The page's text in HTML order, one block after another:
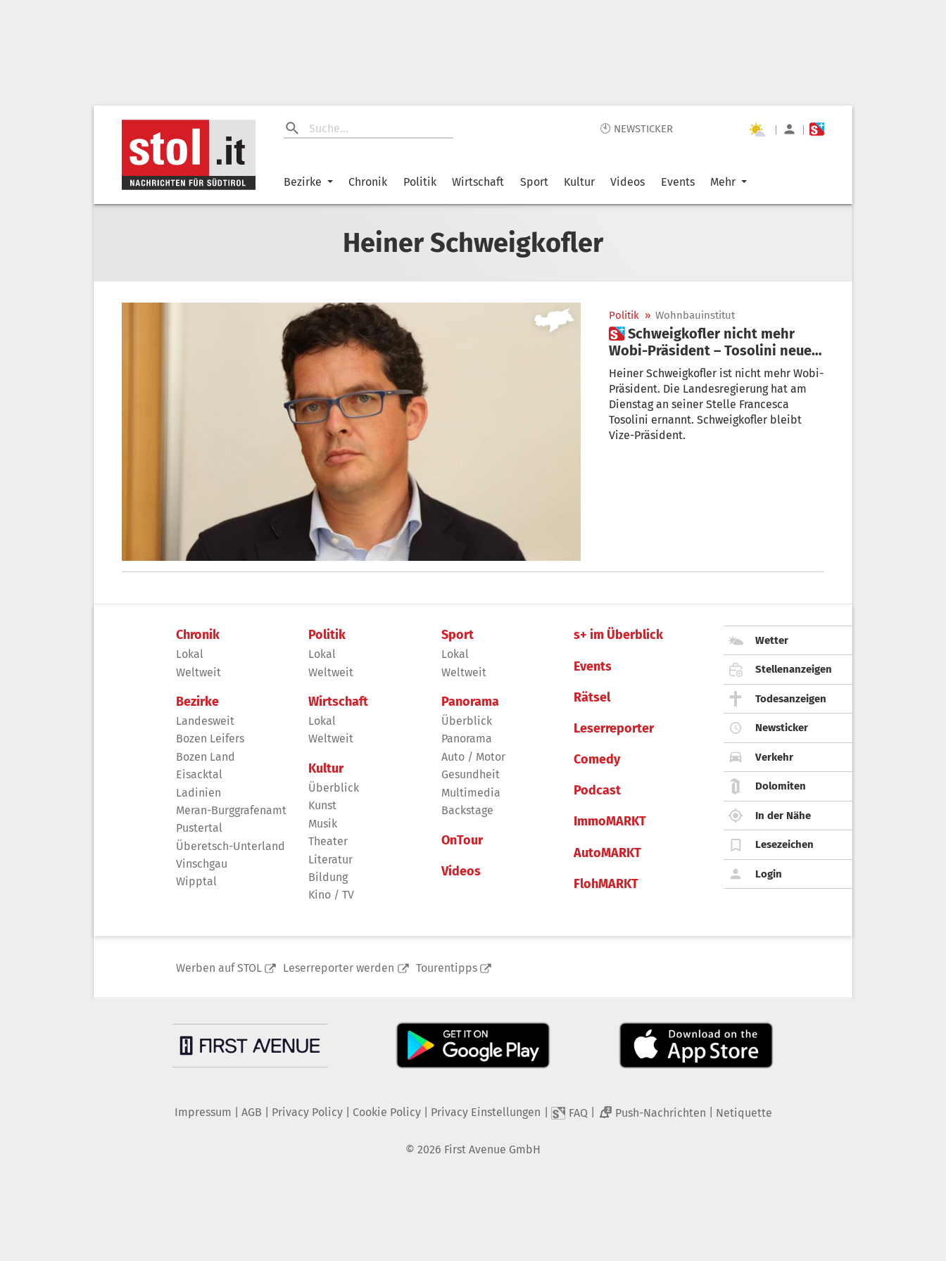
🕙 NEWSTICKER | |
Bezirke Chronik Politik Wirtschaft Sport Kultur Videos Events Mehr
Heiner Schweigkofler
Politik » Wohnbauinstitut
 Schweigkofler nicht mehr
Wobi-Präsident – Tosolini neue
Chefin
Heiner Schweigkofler ist nicht mehr Wobi-
Präsident. Die Landesregierung hat am
Dienstag an seiner Stelle Francesca
Tosolini ernannt. Schweigkofler bleibt
Vize-Präsident.
Chronik
Lokal
Weltweit
Bezirke
Landesweit
Bozen Leifers
Bozen Land
Eisacktal
Ladinien
Meran-Burggrafenamt
Pustertal
Überetsch-Unterland
Vinschgau
Wipptal
Politik
Lokal
Weltweit
Wirtschaft
Lokal
Weltweit
Kultur
Überblick
Kunst
Musik
Theater
Literatur
Bildung
Kino / TV
Sport
Lokal
Weltweit
Panorama
Überblick
Panorama
Auto / Motor
Gesundheit
Multimedia
Backstage
OnTour
Videos
s+ im Überblick
Events
Rätsel
Leserreporter
Comedy
Podcast
ImmoMARKT
AutoMARKT
FlohMARKT
Wetter
Stellenanzeigen
Todesanzeigen
Newsticker
Verkehr
Dolomiten
In der Nähe
Lesezeichen
Login
Werben auf STOL Leserreporter werden Tourentipps
Impressum AGB Privacy Policy| Cookie Policy| Privacy Einstellungen FAQ 2 Push-Nachrichten Netiquette
© 2026 First Avenue GmbH